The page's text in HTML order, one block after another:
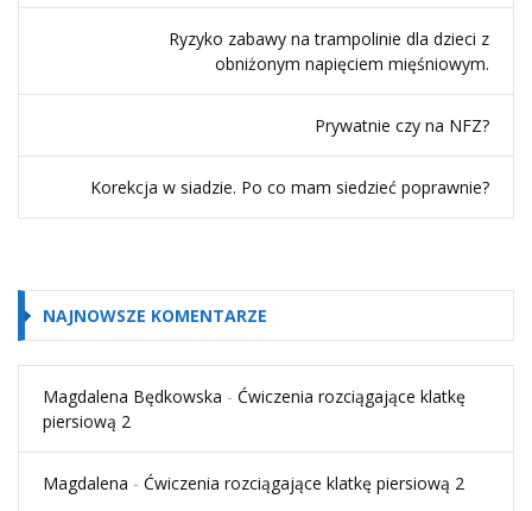
Ryzyko zabawy na trampolinie dla dzieci z
obniżonym napięciem mięśniowym.
Prywatnie czy na NFZ?
Korekcja w siadzie. Po co mam siedzieć poprawnie?
NAJNOWSZE KOMENTARZE
Magdalena Będkowska - Ćwiczenia rozciągające klatkę
piersiową 2
Magdalena - Ćwiczenia rozciągające klatkę piersiową 2